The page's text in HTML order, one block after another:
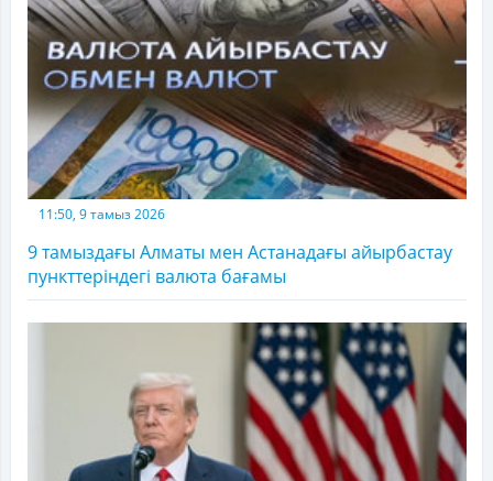
11:50, 9 тамыз 2026
9 тамыздағы Алматы мен Астанадағы айырбастау
пункттеріндегі валюта бағамы